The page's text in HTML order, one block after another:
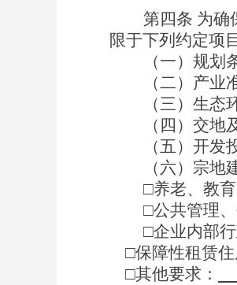
第四条 为确
限于下列约定项
（一）规划
（二）产业
（三）生态
（四）交地
（五）开发
（六）宗地
□养老、教
□公共管理、
□企业内部
□保障性租赁
□其他要求：